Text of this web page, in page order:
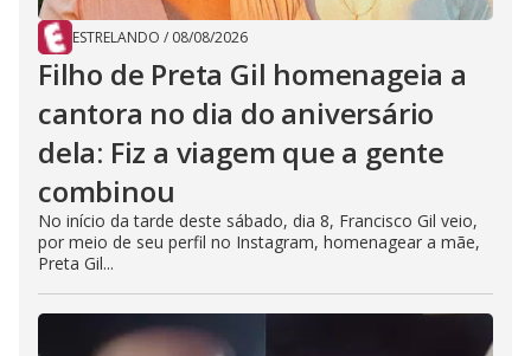
ESTRELANDO / 08/08/2026
Filho de Preta Gil homenageia a
cantora no dia do aniversário
dela: Fiz a viagem que a gente
combinou
No início da tarde deste sábado, dia 8, Francisco Gil veio,
por meio de seu perfil no Instagram, homenagear a mãe,
Preta Gil...